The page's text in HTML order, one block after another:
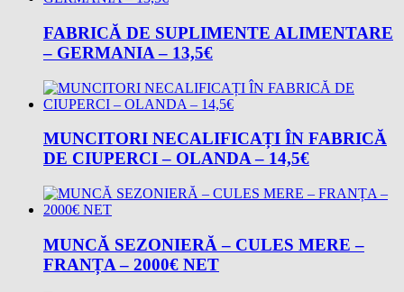
FABRICĂ DE SUPLIMENTE ALIMENTARE
– GERMANIA – 13,5€
MUNCITORI NECALIFICAȚI ÎN FABRICĂ
DE CIUPERCI – OLANDA – 14,5€
MUNCĂ SEZONIERĂ – CULES MERE –
FRANȚA – 2000€ NET